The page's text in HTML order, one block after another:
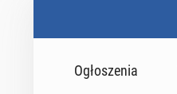
Ogłoszenia